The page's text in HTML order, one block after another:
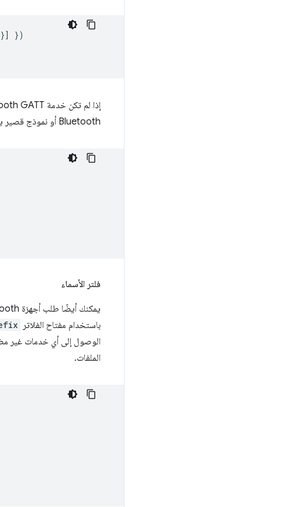
}]
})
إذا لم تكن خدمة Bluetooth GATT مدرَجة في قائمة
Bluetooth أو نموذج قصير يتضمّن 16 أو 32 بت.
فلتر الأسماء
يمكنك أيضًا طلب أجهزة Bluetooth استنادًا إلى اسم الجهاز الذي يتم الإعلان عنه باستخدام مفتاح الفلاتر
باستخدام مفتاح الفلاتر
الوصول إلى أي خدمات غير
الملفات.